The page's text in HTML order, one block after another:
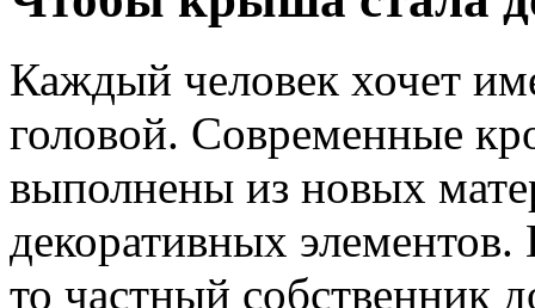
Каждый человек хочет
головой. Современные
выполнены из новых
декоративных
то частный собственник